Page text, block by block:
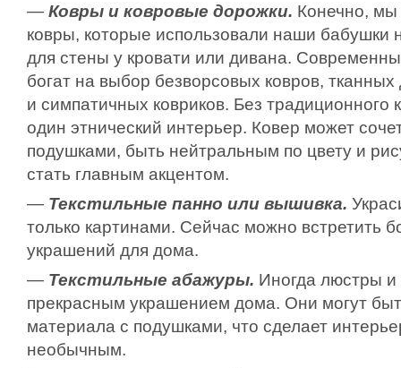
— Ковры и ковровые дорожки. Конечно,
ковры, которые использовали наши бабушки
для стены у кровати или дивана.
богат на выбор безворсовых ковров,
и симпатичных ковриков. Без традиционного
один этнический интерьер. Ковер может
подушками, быть нейтральным по цвету и
стать главным акцентом.
— Текстильные панно или вышивка.
только картинами. Сейчас можно встретить
украшений для дома.
— Текстильные абажуры. Иногда люстры и
прекрасным украшением дома. Они могут
материала с подушками, что сделает
необычным.